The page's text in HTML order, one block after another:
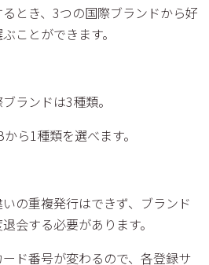
とき、3つの国際ブランドから好
ことができます。
ランドは3種類。
ら1種類を選べます。
の重複発行はできず、ブランド
会する必要があります。
ド番号が変わるので、各登録サ